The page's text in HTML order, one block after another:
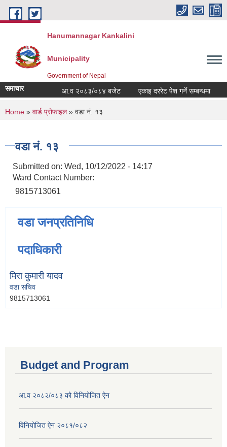
Skip to main content
Hanumannagar Kankalini
Municipality
Government of Nepal
समाचार आ.व २०८३/०८४ बजेट एकाइ दररेट पेश गर्ने सम्बन्धमा
You are here
Home » वार्ड प्रोफाइल» वडा नं. १३
वडा नं. १३
Submitted on: Wed, 10/12/2022 - 14:17
Ward Contact Number:
9815713061
वडा जनप्रतिनिधि
पदाधिकारी
मिरा कुमारी यादव
वडा सचिव
9815713061
Budget and Program
आ.व २०८२/०८३ को विनियोजित ऐन
विनियोजित ऐन २०८१/०८२